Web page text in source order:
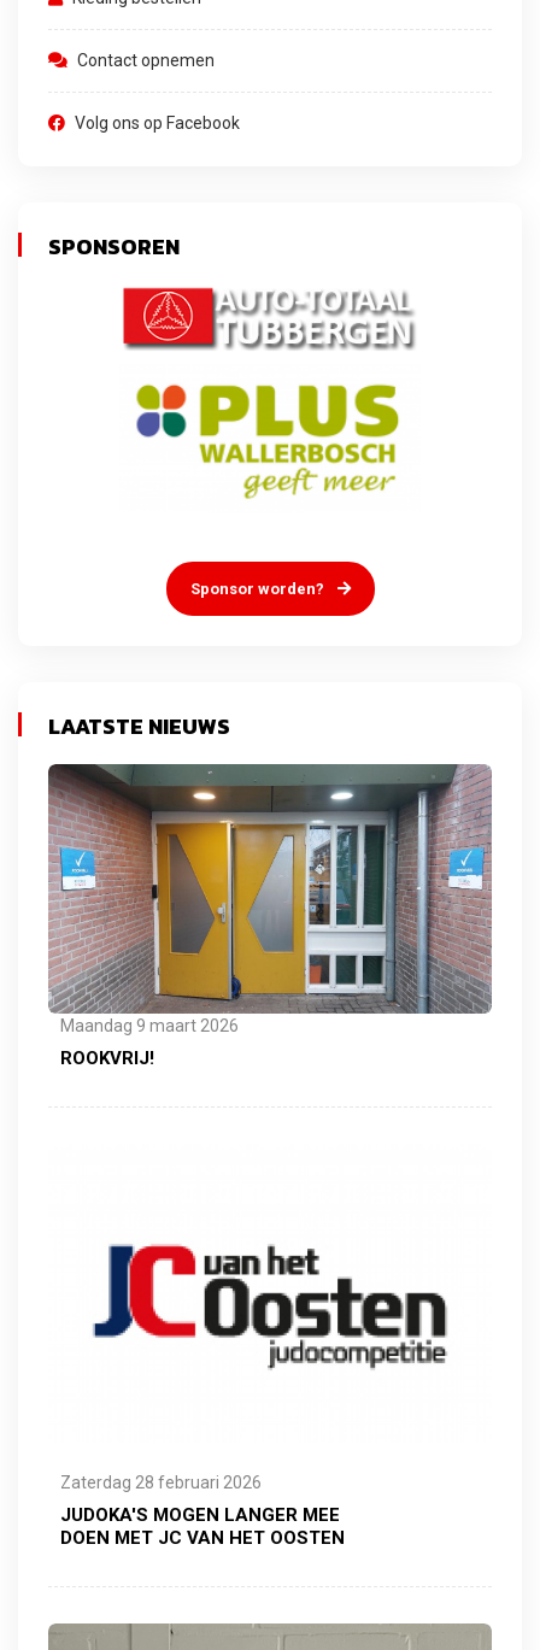
Contact opnemen
Volg ons op Facebook
SPONSOREN
Sponsor worden?
LAATSTE NIEUWS
Maandag 9 maart 2026
ROOKVRIJ!
Zaterdag 28 februari 2026
JUDOKA'S MOGEN LANGER MEE
DOEN MET JC VAN HET OOSTEN